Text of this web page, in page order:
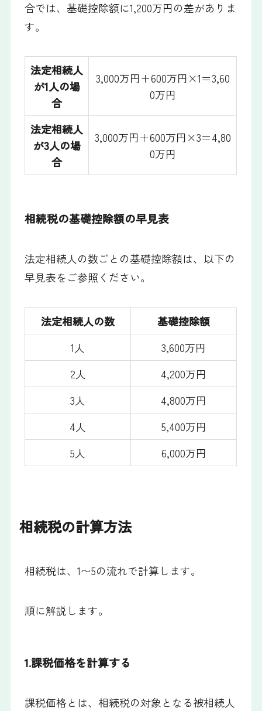
合では、基礎控除額に1,200万円の差がありま
す。
法定相続人
が1人の場
合
3,000万円＋600万円×1＝3,60
0万円
法定相続人
が3人の場
合
3,000万円＋600万円×3＝4,80
0万円
相続税の基礎控除額の早見表
法定相続人の数ごとの基礎控除額は、以下の
早見表をご参照ください。
法定相続人の数
基礎控除額
1人
3,600万円
2人
4,200万円
3人
4,800万円
4人
5,400万円
5人
6,000万円
相続税の計算方法
相続税は、1〜5の流れで計算します。
順に解説します。
1.課税価格を計算する
課税価格とは、相続税の対象となる被相続人